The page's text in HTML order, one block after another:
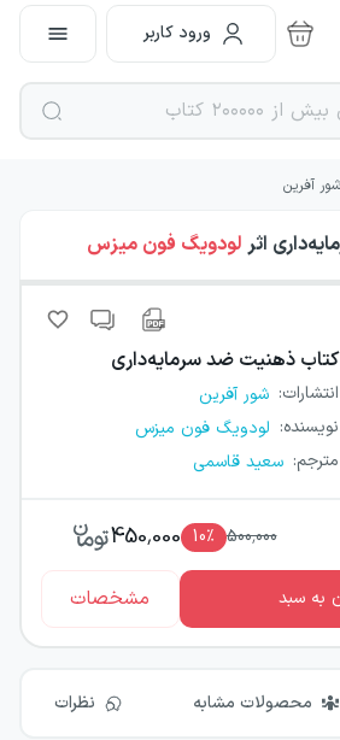
ورود کاربر
شور آفرین
اثر لودویگ فون میزس
کتاب ذهنیت ضد سرمایه‌داری
انتشارات: شور آفرین
نویسنده: لودویگ فون میزس
مترجم: سعید قاسمی
500,000
10٪ 450,000
به سبد مشخصات
محصولات مشابه نظرات